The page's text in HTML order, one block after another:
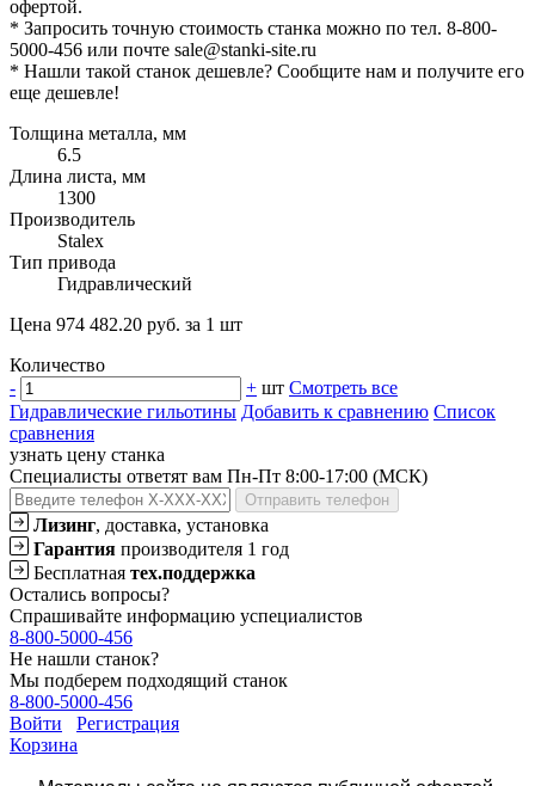
офертой.
* Запросить точную стоимость станка можно по тел. 8-800-
5000-456 или почте sale@stanki-site.ru
* Нашли такой станок дешевле? Сообщите нам и получите его
еще дешевле!
Толщина металла, мм
6.5
Длина листа, мм
1300
Производитель
Stalex
Тип привода
Гидравлический
Цена 974 482.20 руб. за 1 шт
Количество
-
+ шт Смотреть все
Гидравлические гильотины Добавить к сравнению Список
сравнения
узнать цену станка
Специалисты ответят вам Пн-Пт 8:00-17:00 (МСК)
Отправить телефон
Лизинг, доставка, установка
Гарантия производителя 1 год
Бесплатная тех.поддержка
Остались вопросы?
Спрашивайте информацию успециалистов
8-800-5000-456
Не нашли станок?
Мы подберем подходящий станок
8-800-5000-456
Войти
Регистрация
Корзина